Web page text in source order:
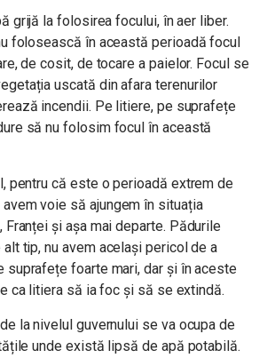
grijă la folosirea focului, în aer liber.
folosească în această perioadă focul
de cosit, de tocare a paielor. Focul se
uscată din afara terenurilor
incendii. Pe litiere, pe suprafețe
să nu folosim focul în această
pentru că este o perioadă extrem de
voie să ajungem în situația
Franței și așa mai departe. Pădurile
tip, nu avem același pericol de a
suprafețe foarte mari, dar și în aceste
ca litiera să ia foc și să se extindă.
la nivelul guvernului se va ocupa de
unde există lipsă de apă potabilă.